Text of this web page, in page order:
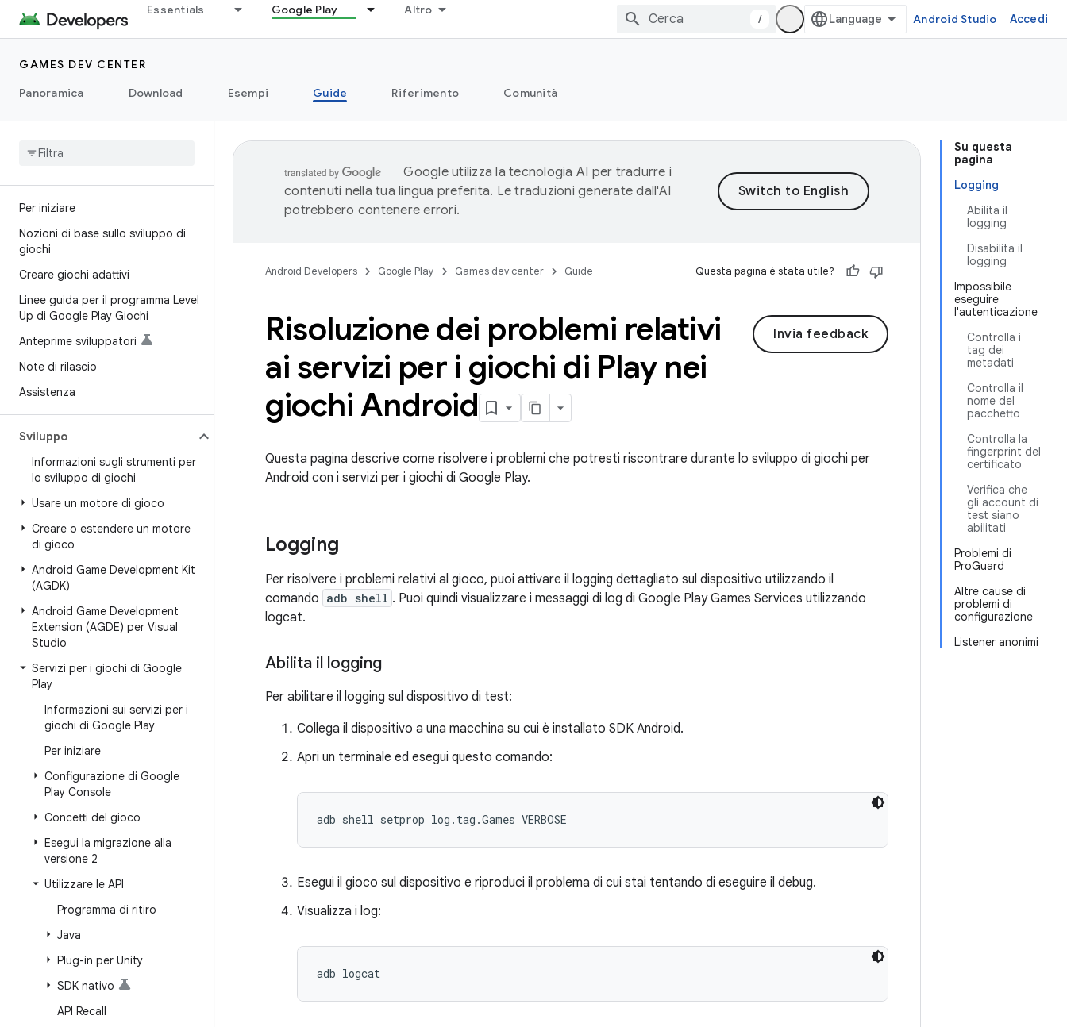
Essentials Google Play Altro
/ Android Studio Accedi
GAMES DEV CENTER
Panoramica
Download Esempi Guide Riferimento Comunità
Per iniziare
Nozioni di base sullo sviluppo di
giochi
Creare giochi adattivi
Linee guida per il programma Level
Up di Google Play Giochi
Anteprime sviluppatori
Note di rilascio
Assistenza
Sviluppo
Informazioni sugli strumenti per
lo sviluppo di giochi
Usare un motore di gioco
Creare o estendere un motore
di gioco
Android Game Development Kit
(AGDK)
Android Game Development
Extension (AGDE) per Visual
Studio
Servizi per i giochi di Google
Play
Informazioni sui servizi per i
giochi di Google Play
Per iniziare
Configurazione di Google
Play Console
Concetti del gioco
Esegui la migrazione alla
versione 2
Utilizzare le API
Programma di ritiro
Java
Plug-in per Unity
SDK nativo
API Recall
Su questa
pagina
Logging
Abilita il
logging
Disabilita il
logging
Impossibile
eseguire
l'autenticazione
Controlla i
tag dei
metadati
Controlla il
nome del
pacchetto
Controlla la
fingerprint del
certificato
Verifica che
gli account di
test siano
abilitati
Problemi di
ProGuard
Altre cause di
problemi di
configurazione
Listener anonimi
Google utilizza la tecnologia AI per tradurre i
contenuti nella tua lingua preferita. Le traduzioni generate dall'AI
potrebbero contenere errori.
Android Developers Google Play Games dev center Guide Questa pagina è stata utile?
Invia feedback
Risoluzione dei problemi relativi
ai servizi per i giochi di Play nei
giochi Android
Questa pagina descrive come risolvere i problemi che potresti riscontrare durante lo sviluppo di giochi per
Android con i servizi per i giochi di Google Play.
Logging
Per risolvere i problemi relativi al gioco, puoi attivare il logging dettagliato sul dispositivo utilizzando il
comando adb shell . Puoi quindi visualizzare i messaggi di log di Google Play Games Services utilizzando
logcat.
Abilita il logging
Per abilitare il logging sul dispositivo di test:
Collega il dispositivo a una macchina su cui è installato SDK Android.
Apri un terminale ed esegui questo comando:
adb shell setprop log.tag.Games VERBOSE
Esegui il gioco sul dispositivo e riproduci il problema di cui stai tentando di eseguire il debug.
Visualizza i log:
adb logcat